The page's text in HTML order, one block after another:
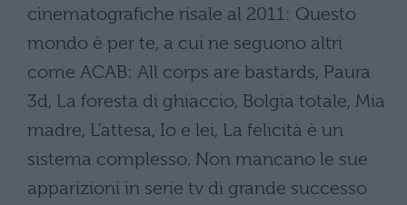
cinematografiche risale al 2011: Questo
mondo è per te, a cui ne seguono altri
come ACAB: All corps are bastards, Paura
3d, La foresta di ghiaccio, Bolgia totale, Mia
madre, L'attesa, Io e lei, La felicità è un
sistema complesso. Non mancano le sue
apparizioni in serie tv di grande successo